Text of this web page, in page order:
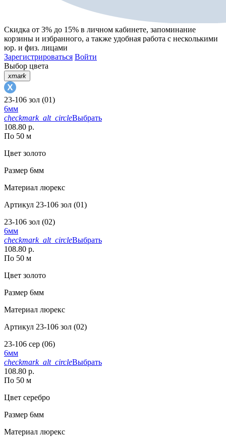
Скидка от 3% до 15% в личном кабинете, запоминание
корзины и избранного, а также удобная работа с несколькими
юр. и физ. лицами
Зарегистрироваться Войти
Выбор цвета
xmark
23-106 зол (01)
6мм
checkmark_alt_circleВыбрать
108.80 р.
По 50 м
Цвет золото
Размер 6мм
Материал люрекс
Артикул 23-106 зол (01)
23-106 зол (02)
6мм
checkmark_alt_circleВыбрать
108.80 р.
По 50 м
Цвет золото
Размер 6мм
Материал люрекс
Артикул 23-106 зол (02)
23-106 сер (06)
6мм
checkmark_alt_circleВыбрать
108.80 р.
По 50 м
Цвет серебро
Размер 6мм
Материал люрекс